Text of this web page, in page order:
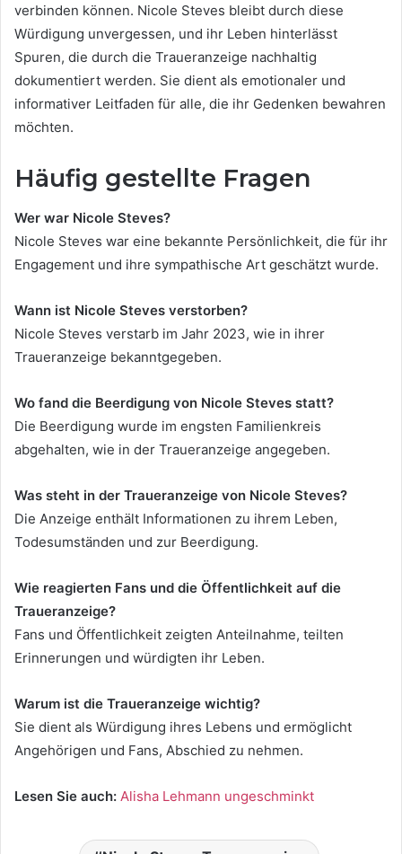
verbinden können. Nicole Steves bleibt durch diese
Würdigung unvergessen, und ihr Leben hinterlässt
Spuren, die durch die Traueranzeige nachhaltig
dokumentiert werden. Sie dient als emotionaler und
informativer Leitfaden für alle, die ihr Gedenken bewahren
möchten.
Häufig gestellte Fragen
Wer war Nicole Steves?
Nicole Steves war eine bekannte Persönlichkeit, die für ihr
Engagement und ihre sympathische Art geschätzt wurde.
Wann ist Nicole Steves verstorben?
Nicole Steves verstarb im Jahr 2023, wie in ihrer
Traueranzeige bekanntgegeben.
Wo fand die Beerdigung von Nicole Steves statt?
Die Beerdigung wurde im engsten Familienkreis
abgehalten, wie in der Traueranzeige angegeben.
Was steht in der Traueranzeige von Nicole Steves?
Die Anzeige enthält Informationen zu ihrem Leben,
Todesumständen und zur Beerdigung.
Wie reagierten Fans und die Öffentlichkeit auf die
Traueranzeige?
Fans und Öffentlichkeit zeigten Anteilnahme, teilten
Erinnerungen und würdigten ihr Leben.
Warum ist die Traueranzeige wichtig?
Sie dient als Würdigung ihres Lebens und ermöglicht
Angehörigen und Fans, Abschied zu nehmen.
Lesen Sie auch: Alisha Lehmann ungeschminkt